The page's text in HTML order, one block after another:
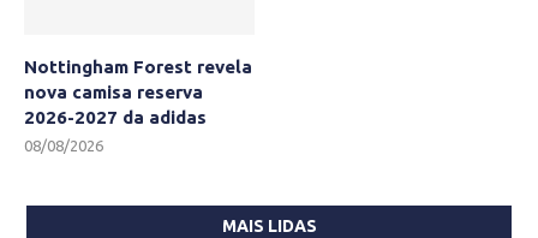
Nottingham Forest revela
nova camisa reserva
2026-2027 da adidas
08/08/2026
MAIS LIDAS